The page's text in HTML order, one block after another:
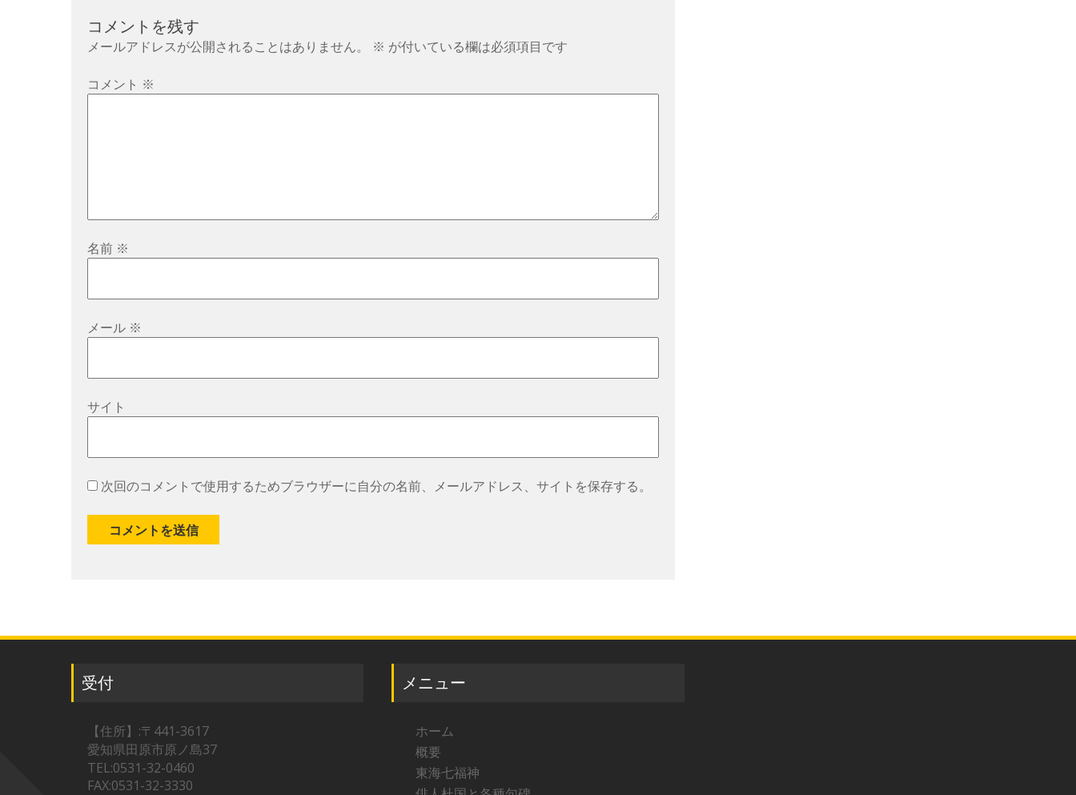
コメントを残す
メールアドレスが公開されることはありません。 ※ が付いている欄は必須項目です
コメント ※
名前 ※
メール ※
サイト
次回のコメントで使用するためブラウザーに自分の名前、メールアドレス、サイトを保存する。
受付
【住所】:〒441-3617
愛知県田原市原ノ島37
TEL:0531-32-0460
FAX:0531-32-3330
メニュー
ホーム
概要
東海七福神